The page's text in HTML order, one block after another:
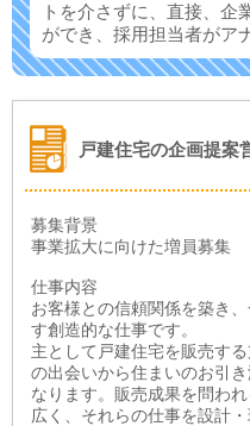
トを介さずに、 直接、企
ができ、 採用担当者がア
戸建住宅の企画提案
募集背景
事業拡大に向けた増員募集
仕事内容
お客様との信頼関係を築き
す創造的な仕事です。
主として戸建住宅を販売す
の出会いから住まいのお引
なります。販売成果を問わ
広く、それらの仕事を設計